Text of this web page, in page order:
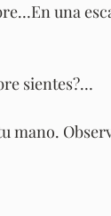
una
sientes?…
mano.